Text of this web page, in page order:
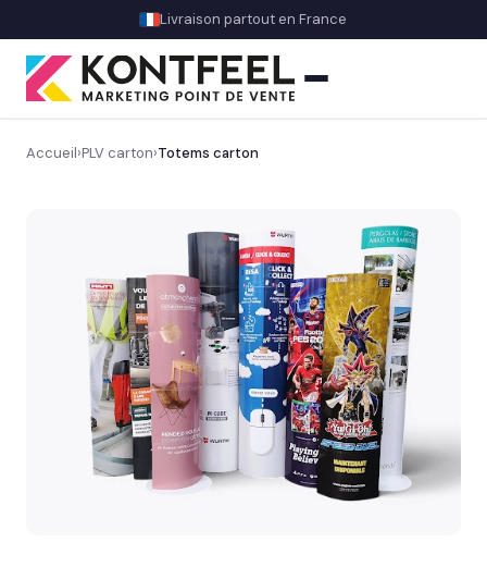
Livraison partout en France
Découvrez notre gamme PLV carton sur mesure→
Totem carton
Animation commerciale
Théâtralisation magasin & décors
OFFRE DU MOMENT
Le produit du moment
Accueil›PLV carton›Totems carton